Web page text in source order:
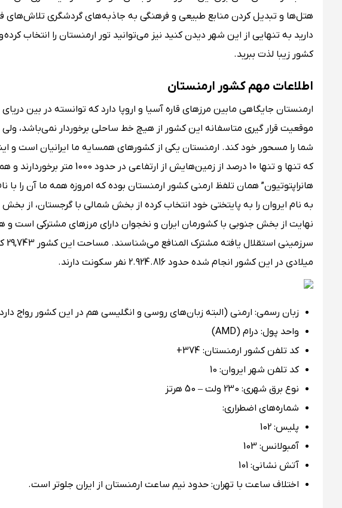
هتل‌ها و تبدیل کردن منابع طبیعی و فرهنگی به جاذبه‌های گردشگری تلاش‌های
دارید به تنهایی از این شهر دیدن کنید نیز می‌توانید تور ارمنستان را انتخاب
کشور زیبا لذت ببرید.
اطلاعات مهم کشور ارمنستان
ارمنستان جایگاهی مابین مرزهای قاره آسیا و اروپا دارد که توانسته در بین
موقعیت قرار گیری متاسفانه این کشور از هیچ خط ساحلی برخوردار نمی‌باشد، ولی
شما را مسحور خود کند. ارمنستان یکی از کشورهای همسایه ما ایرانیان است و
که تنها و تنها 10 درصد از
هانراپتوتیون” همان تلفظ ارمنی کشور ارمنستان بوده که امروزه همه ما آن
به نام ایروان را به پایتختی خود انتخاب کرده از بخش شمالی با گرجستان، از
نهایت از بخش جنوبی با کشورمان ایران و نخجوان دارای مرزهای مشترکی است و
میلادی در این کشور انجام شده حدود 2.924.816 نفر سکونت دارند.
زبان رسمی: ارمنی (البته زبان‌های روسی و انگلیسی هم در این کشور رواج
واحد پول: درام (AMD)
کد تلفن کشور ارمنستان: 374+
کد تلفن شهر ایروان: 10
نوع برق شهری: 230 ولت – 50 هرتز
شماره‌های اضطراری:
پلیس: 102
آمبولانس: 103
آتش نشانی: 101
اختلاف ساعت با تهران: حدود نیم ساعت ارمنستان از ایران جلوتر است.